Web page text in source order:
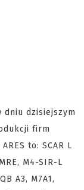
dniu dzisiejszym
firm
to: SCAR L
M4-SIR-L
A3, M7A1,